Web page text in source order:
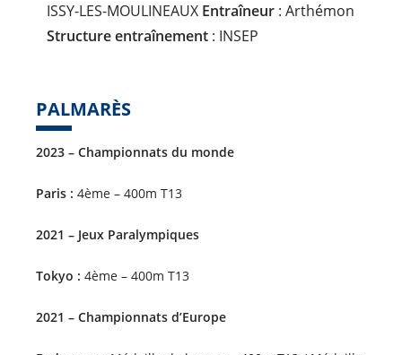
ISSY-LES-MOULINEAUX Entraîneur : Arthémon
Structure entraînement : INSEP
PALMARÈS
2023 – Championnats du monde
Paris : 4ème – 400m T13
2021 – Jeux Paralympiques
Tokyo : 4ème – 400m T13
2021 – Championnats d’Europe